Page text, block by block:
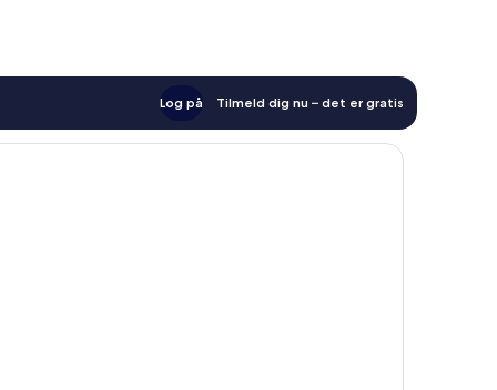
Log på Tilmeld dig nu – det er gratis